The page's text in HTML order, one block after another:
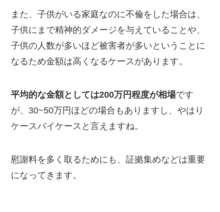
また、子供がいる家庭なのに不倫をした場合は、
子供にまで精神的ダメージを与えていることや、
子供の人数が多いほど被害者が多いということに
なるため金額は高くなるケースがあります。
平均的な金額としては200万円程度が相場です
が、30~50万円ほどの場合もありますし、やはり
ケースバイケースと言えますね。
慰謝料を多く取るためにも、証拠集めなどは重要
になってきます。